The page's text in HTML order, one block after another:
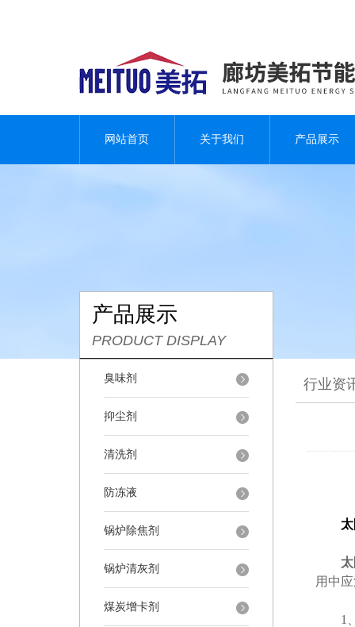
网站首页 关于我们 产品展示
产品展示
PRODUCT DISPLAY
臭味剂
抑尘剂
清洗剂
防冻液
锅炉除焦剂
锅炉清灰剂
煤炭增卡剂
行业资
用中
1、